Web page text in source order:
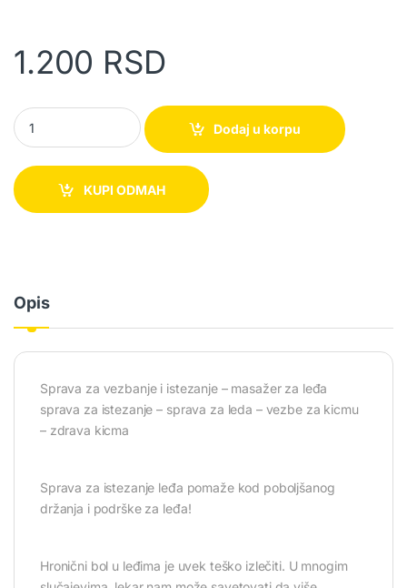
1.200 RSD
Sprava za vezbanje i istezanje - masažer za leđa quantity
Dodaj u korpu
KUPI ODMAH
Opis
Sprava za vezbanje i istezanje – masažer za leđa
sprava za istezanje – sprava za leda – vezbe za kicmu
– zdrava kicma
Sprava za istezanje leđa pomaže kod poboljšanog
držanja i podrške za leđa!
Hronični bol u leđima je uvek teško izlečiti. U mnogim